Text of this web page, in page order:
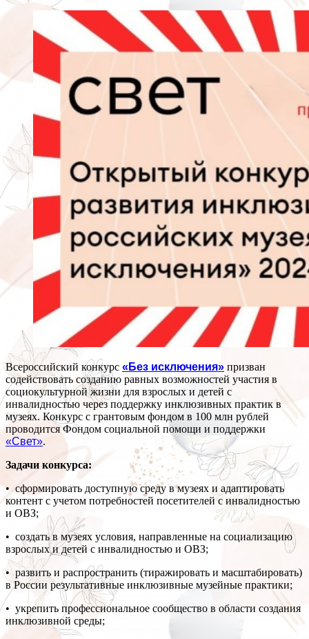
Всероссийский конкурс «Без исключения» призван
содействовать созданию равных возможностей участия в
социокультурной жизни для взрослых и детей с
инвалидностью через поддержку инклюзивных практик в
музеях. Конкурс с грантовым фондом в 100 млн рублей
проводится Фондом социальной помощи и поддержки
«Свет».
Задачи конкурса:
• сформировать доступную среду в музеях и адаптировать
контент с учетом потребностей посетителей с инвалидностью
и ОВЗ;
• создать в музеях условия, направленные на социализацию
взрослых и детей с инвалидностью и ОВЗ;
• развить и распространить (тиражировать и масштабировать)
в России результативные инклюзивные музейные практики;
• укрепить профессиональное сообщество в области создания
инклюзивной среды;